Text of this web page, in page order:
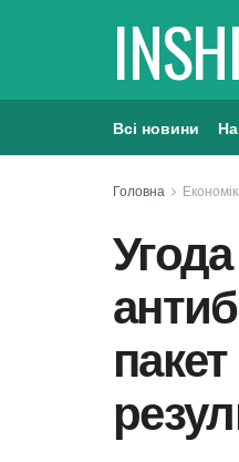
Всі новини
Головна